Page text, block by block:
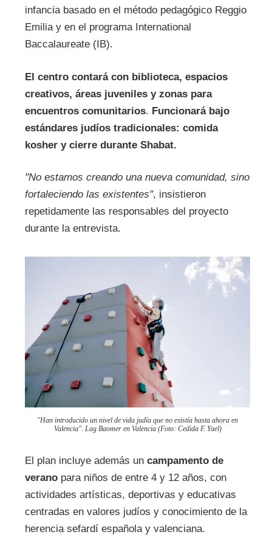
infancia basado en el método pedagógico Reggio
Emilia y en el programa International
Baccalaureate (IB).
El centro contará con biblioteca, espacios
creativos, áreas juveniles y zonas para
encuentros comunitarios. Funcionará bajo
estándares judíos tradicionales: comida
kosher y cierre durante Shabat.
"No estamos creando una nueva comunidad, sino
fortaleciendo las existentes", insistieron
repetidamente las responsables del proyecto
durante la entrevista.
"Han introducido un nivel de vida judía que no existía hasta ahora en
Valencia". Lag Baomer en Valencia (Foto: Cedida F. Yael)
El plan incluye además un campamento de
veranopara niños de entre 4 y 12 años, con
actividades artísticas, deportivas y educativas
centradas en valores judíos y conocimiento de la
herencia sefardí española y valenciana.